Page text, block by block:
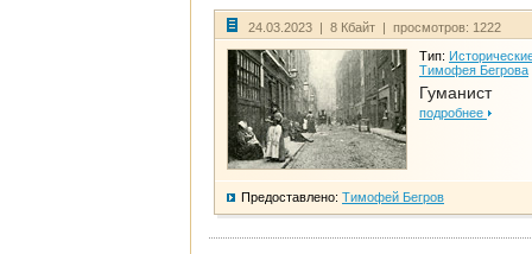
24.03.2023 | 8 Кбайт | просмотров: 1222
Тип:
Тимофея Бегрова
Гуманист
подробнее
Предоставлено: Тимофей Бегров